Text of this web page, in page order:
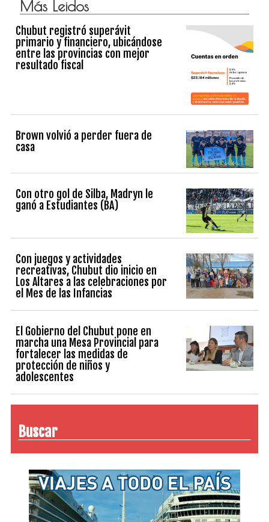
Más Leidos
Chubut registró superávit
primario y financiero, ubicándose
entre las provincias con mejor
resultado fiscal
Brown volvió a perder fuera de
casa
Con otro gol de Silba, Madryn le
ganó a Estudiantes (BA)
Con juegos y actividades
recreativas, Chubut dio inicio en
Los Altares a las celebraciones por
el Mes de las Infancias
El Gobierno del Chubut pone en
marcha una Mesa Provincial para
fortalecer las medidas de
protección de niños y
adolescentes
Buscar